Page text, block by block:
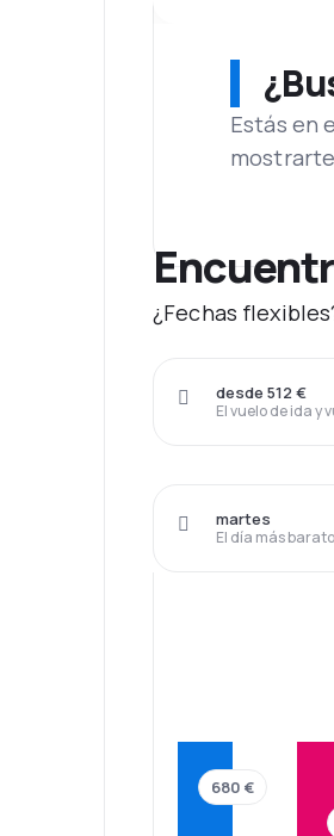
Estás en
¿Fechas
El vuelo de ida y
desde 512 €
El día más
martes
680 €